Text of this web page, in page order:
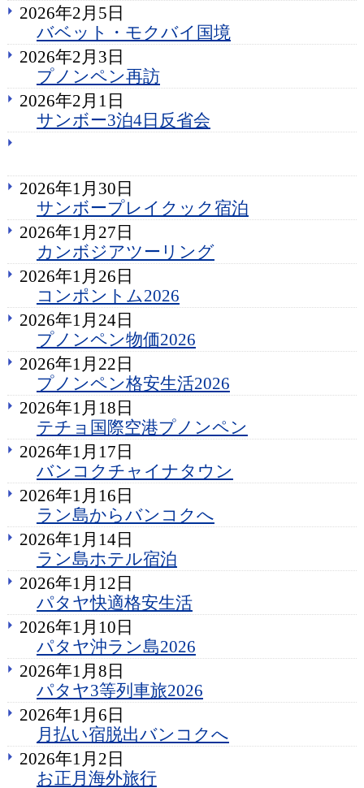
2026年2月5日
バベット・モクバイ国境
2026年2月3日
プノンペン再訪
2026年2月1日
サンボー3泊4日反省会
2026年1月30日
サンボープレイクック宿泊
2026年1月27日
カンボジアツーリング
2026年1月26日
コンポントム2026
2026年1月24日
プノンペン物価2026
2026年1月22日
プノンペン格安生活2026
2026年1月18日
テチョ国際空港プノンペン
2026年1月17日
バンコクチャイナタウン
2026年1月16日
ラン島からバンコクへ
2026年1月14日
ラン島ホテル宿泊
2026年1月12日
パタヤ快適格安生活
2026年1月10日
パタヤ沖ラン島2026
2026年1月8日
パタヤ3等列車旅2026
2026年1月6日
月払い宿脱出バンコクへ
2026年1月2日
お正月海外旅行